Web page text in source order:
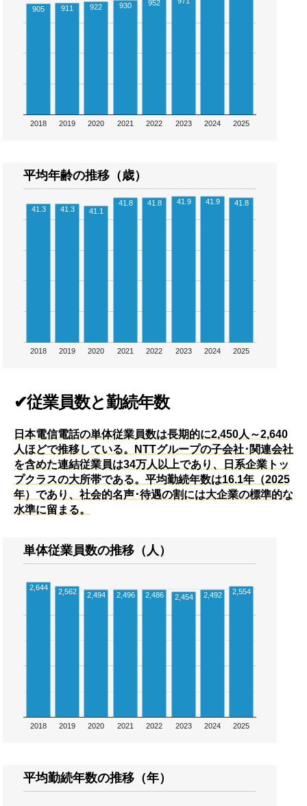
2018 2019 2020 2021 2022 2023 2024 2025
905 911 922 930 952
平均年齢の推移（歳）
2018 2019 2020 2021 2022 2023 2024 2025
41.3 41.3 41.1
41.8 41.8 41.9 41.9 41.8
✔従業員数と勤続年数
日本電信電話の単体従業員数は長期的に2,450人～2,640
人ほどで推移している。NTTグループの子会社･関連会社
を含めた連結従業員は34万人以上であり、日系企業トッ
プクラスの大所帯である。平均勤続年数は16.1年（2025
年）であり、社会的名声･待遇の割には大企業の標準的な
水準に留まる。
単体従業員数の推移（人）
2018 2019 2020 2021 2022 2023 2024 2025
2,644 2,562 2,494 2,496 2,486 2,454 2,492 2,554
平均勤続年数の推移（年）